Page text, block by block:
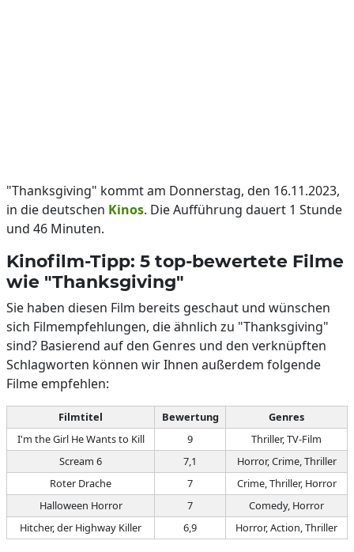
"Thanksgiving" kommt am Donnerstag, den 16.11.2023,
in die deutschen Kinos. Die Aufführung dauert 1 Stunde
und 46 Minuten.
Kinofilm-Tipp: 5 top-bewertete Filme
wie "Thanksgiving"
Sie haben diesen Film bereits geschaut und wünschen
sich Filmempfehlungen, die ähnlich zu "Thanksgiving"
sind? Basierend auf den Genres und den verknüpften
Schlagworten können wir Ihnen außerdem folgende
Filme empfehlen:
Filmtitel Bewertung
Genres
I'm the Girl He Wants to Kill
9
Thriller, TV-Film
Scream 6
7,1
Horror, Crime, Thriller
Roter Drache
7
Crime, Thriller, Horror
Halloween Horror
7
Comedy, Horror
Hitcher, der Highway Killer
6,9 Horror, Action, Thriller